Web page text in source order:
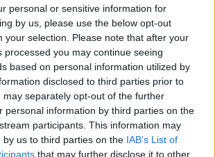
personal or sensitive information for
by us, please use the below opt-out
your selection. Please note that after your
processed you may continue seeing
based on personal information utilized by
disclosed to third parties prior to
may separately opt-out of the further
personal information by third parties on the
participants. This information may
by us to third parties on the IAB’s List of
that may further disclose it to other
dacă alegerile parlamentare ar avea
loc duminica viitoare?